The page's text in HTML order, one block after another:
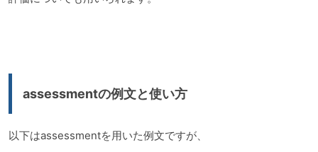
assessmentの例文と使い方
以下はassessmentを用いた例文ですが、